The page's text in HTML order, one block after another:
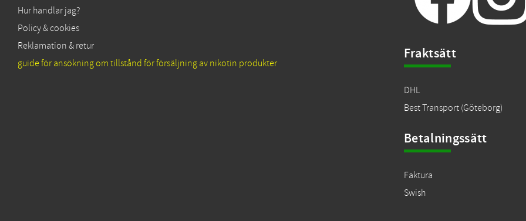
Hur handlar jag?
Policy & cookies
Reklamation & retur
guide för ansökning om tillstånd för försäljning av nikotin produkter
Fraktsätt
DHL
Best Transport (Göteborg)
Betalningssätt
Faktura
Swish